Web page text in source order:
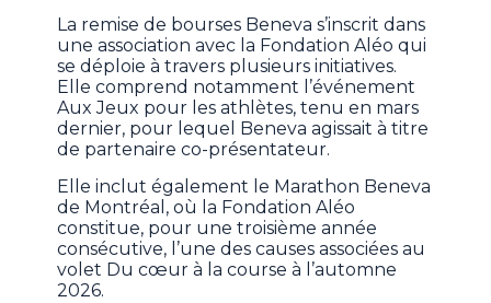
La remise de bourses Beneva s’inscrit dans
une association avec la Fondation Aléo qui
se déploie à travers plusieurs initiatives.
Elle comprend notamment l’événement
Aux Jeux pour les athlètes, tenu en mars
dernier, pour lequel Beneva agissait à titre
de partenaire co-présentateur.
Elle inclut également le Marathon Beneva
de Montréal, où la Fondation Aléo
constitue, pour une troisième année
consécutive, l’une des causes associées au
volet Du cœur à la course à l’automne
2026.